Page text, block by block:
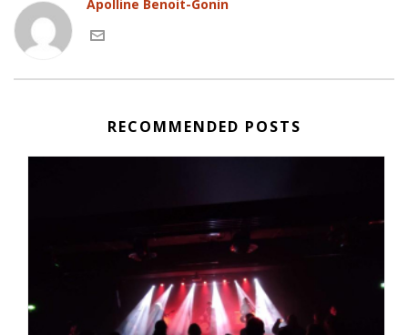
Apolline Benoit-Gonin
RECOMMENDED POSTS